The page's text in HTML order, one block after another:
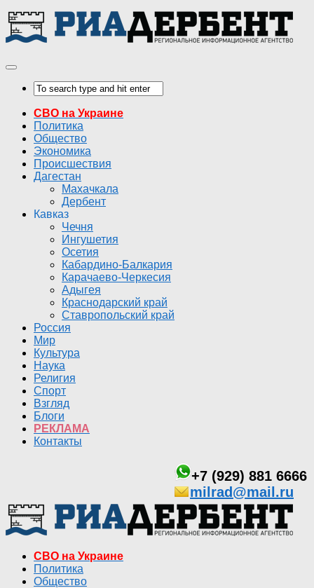
СВО на Украине
Политика
Общество
Экономика
Происшествия
Дагестан
Махачкала
Дербент
Кавказ
Чечня
Ингушетия
Осетия
Кабардино-Балкария
Карачаево-Черкесия
Адыгея
Краснодарский край
Ставропольский край
Россия
Мир
Культура
Наука
Религия
Спорт
Взгляд
Блоги
РЕКЛАМА
Контакты
+7 (929) 881 6666
milrad@mail.ru
СВО на Украине
Политика
Общество